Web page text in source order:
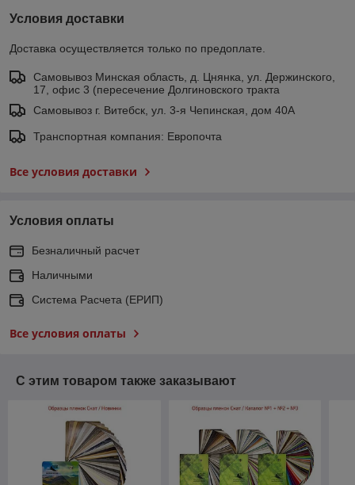
Условия доставки
Доставка осуществляется только по предоплате.
Самовывоз Минская область, д. Цнянка, ул. Держинского,
17, офис 3 (пересечение Долгиновского тракта
Самовывоз г. Витебск, ул. 3-я Чепинская, дом 40А
Транспортная компания: Европочта
Все условия доставки
Условия оплаты
Безналичный расчет
Наличными
Система Расчета (ЕРИП)
Все условия оплаты
С этим товаром также заказывают